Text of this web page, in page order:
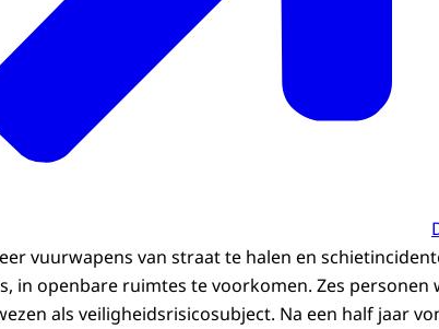
vuurwapens van straat te halen en
in openbare ruimtes te voorkomen. Zes
als veiligheidsrisicosubject. Na een half jaar